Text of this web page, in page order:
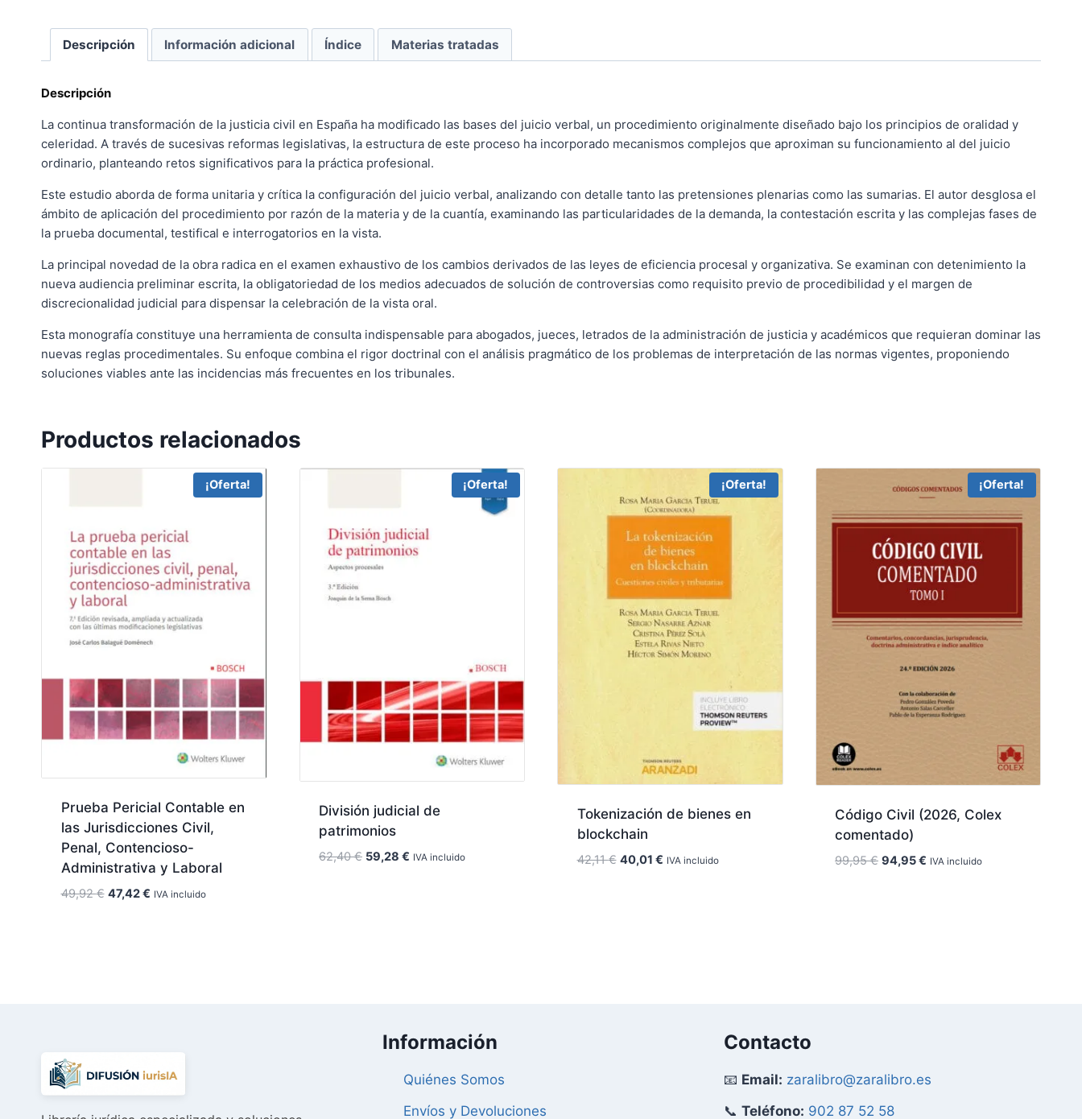
Descripción Información adicional Índice Materias tratadas
Descripción
La continua transformación de la justicia civil en España ha modificado las bases del juicio verbal, un procedimiento originalmente diseñado bajo los principios de oralidad y
celeridad. A través de sucesivas reformas legislativas, la estructura de este proceso ha incorporado mecanismos complejos que aproximan su funcionamiento al del juicio
ordinario, planteando retos significativos para la práctica profesional.
Este estudio aborda de forma unitaria y crítica la configuración del juicio verbal, analizando con detalle tanto las pretensiones plenarias como las sumarias. El autor desglosa el
ámbito de aplicación del procedimiento por razón de la materia y de la cuantía, examinando las particularidades de la demanda, la contestación escrita y las complejas fases de
la prueba documental, testifical e interrogatorios en la vista.
La principal novedad de la obra radica en el examen exhaustivo de los cambios derivados de las leyes de eficiencia procesal y organizativa. Se examinan con detenimiento la
nueva audiencia preliminar escrita, la obligatoriedad de los medios adecuados de solución de controversias como requisito previo de procedibilidad y el margen de
discrecionalidad judicial para dispensar la celebración de la vista oral.
Esta monografía constituye una herramienta de consulta indispensable para abogados, jueces, letrados de la administración de justicia y académicos que requieran dominar las
nuevas reglas procedimentales. Su enfoque combina el rigor doctrinal con el análisis pragmático de los problemas de interpretación de las normas vigentes, proponiendo
soluciones viables ante las incidencias más frecuentes en los tribunales.
Productos relacionados
¡Oferta!
Prueba Pericial Contable en
las Jurisdicciones Civil,
Penal, Contencioso-
Administrativa y Laboral
49,92€ El
47,42€ElIVA incluido
¡Oferta!
División judicial de
patrimonios
62,40€ El
59,28 € El
IVA incluido
¡Oferta!
Tokenización de bienes en
blockchain
42,11€ El
40,01 €ElIVA incluido
¡Oferta!
Código Civil (2026, Colex
comentado)
99,95€ El
94,95€ El
IVA incluido
Información
Quiénes Somos
Envíos y Devoluciones
Contacto
📧 Email: zaralibro@zaralibro.es
📞 Teléfono: 902 87 52 58